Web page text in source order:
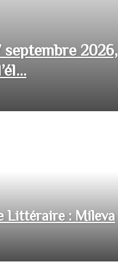
2026,
Littéraire : Mileva